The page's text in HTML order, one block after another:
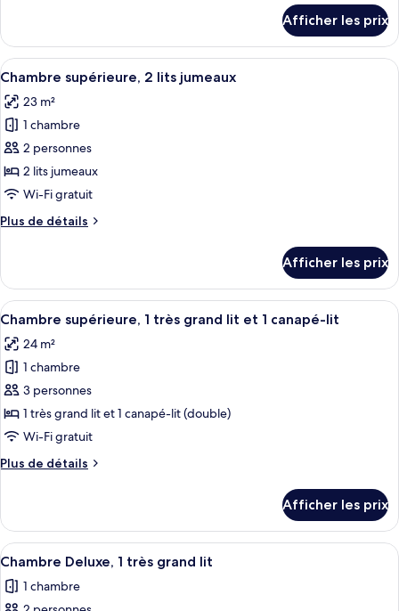
très
grand
lit
Chambre
supérieure,
1
grand
lit
Afficher les prix
Afficher
toutes
les
photos
pour
ce
type
chambre :
2
lits
jumeaux
Une chambre d’hôtel avec deux lits,
7
Chambre supérieure, 2 lits jumeaux
23 m²
1 chambre
2 personnes
2 lits jumeaux
Wi-Fi gratuit
Plus de détails
Plus
Chambre
supérieure,
2
jumeaux
Afficher les prix
Afficher
toutes
les
photos
pour
ce
type
chambre :
très
grand
lit
Une chambre d’hôtel avec un
8
Chambre supérieure, 1 très grand lit et 1 canapé-lit
24 m²
1 chambre
3 personnes
1 très grand lit et 1 canapé-lit (double)
Wi-Fi gratuit
Plus de détails
Plus
Chambre
supérieure,
1
grand
lit
Afficher les prix
Afficher
toutes
les
Chambre Deluxe, 1 très grand lit |
11
Chambre Deluxe, 1 très grand lit
1 chambre